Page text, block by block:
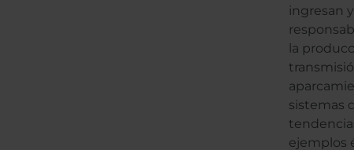
ingresan
la
sistemas
ejemplos